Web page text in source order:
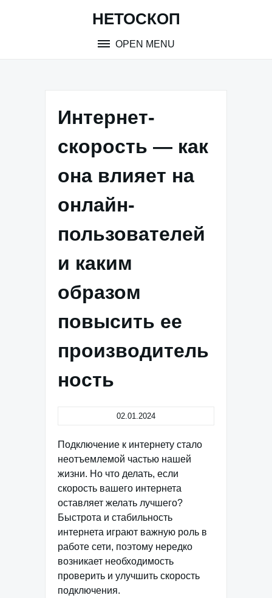
НЕТОСКОП
OPEN MENU
Интернет-
скорость — как
она влияет на
онлайн-
пользователей
и каким
образом
повысить ее
производитель
ность
02.01.2024
Подключение к интернету стало
неотъемлемой частью нашей
жизни. Но что делать, если
скорость вашего интернета
оставляет желать лучшего?
Быстрота и стабильность
интернета играют важную роль в
работе сети, поэтому нередко
возникает необходимость
проверить и улучшить скорость
подключения.